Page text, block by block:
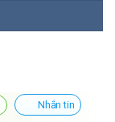
Nhắn tin